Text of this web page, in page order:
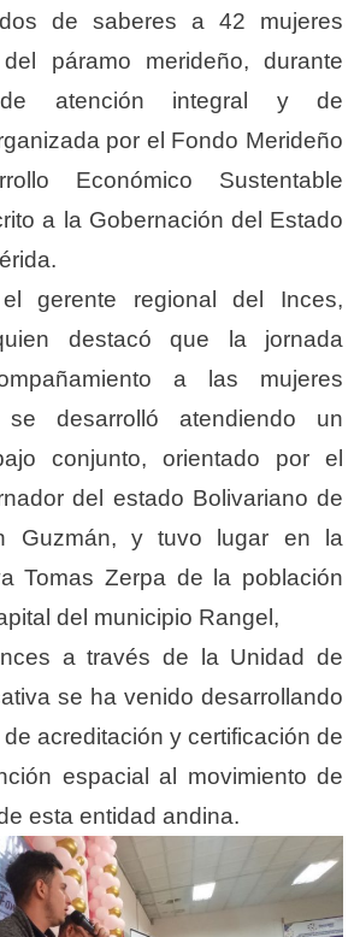
de saberes a 42 mujeres
páramo merideño, durante
atención integral y de
por el Fondo Merideño
Económico Sustentable
a la Gobernación del Estado
gerente regional del Inces,
destacó que la jornada
a las mujeres
se desarrolló atendiendo un
conjunto, orientado por el
del estado Bolivariano de
Guzmán, y tuvo lugar en la
Tomas Zerpa de la población
del municipio Rangel,
a través de la Unidad de
se ha venido desarrollando
acreditación y certificación de
espacial al movimiento de
esta entidad andina.